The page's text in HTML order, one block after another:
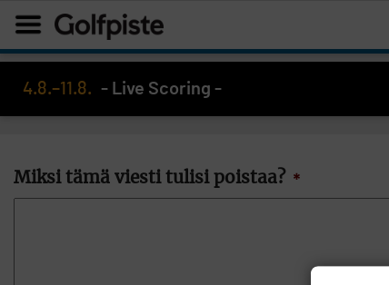
4.8.–11.8. - Live Scoring -
Miksi tämä viesti tulisi poistaa? *